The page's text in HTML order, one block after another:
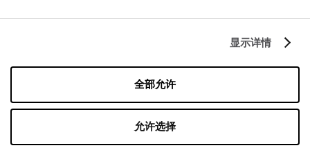
显示详情
全部允许
允许选择